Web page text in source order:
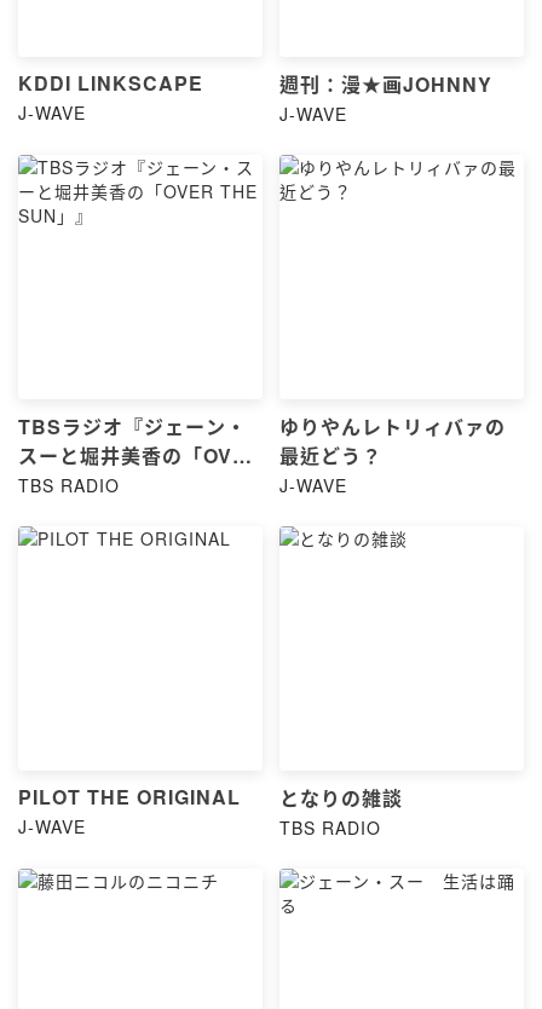
KDDI LINKSCAPE
J-WAVE
週刊：漫★画JOHNNY
J-WAVE
TBSラジオ『ジェーン・
スーと堀井美香の「OVER
THE SUN」』
TBS RADIO
ゆりやんレトリィバァの
最近どう？
J-WAVE
PILOT THE ORIGINAL
J-WAVE
となりの雑談
TBS RADIO